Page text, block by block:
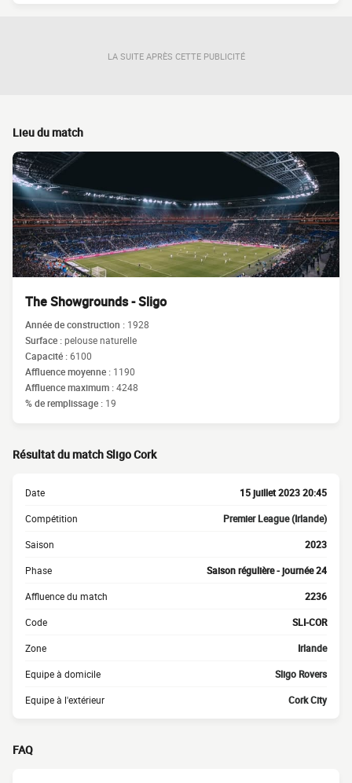
LA SUITE APRÈS CETTE PUBLICITÉ
Lieu du match
The Showgrounds - Sligo
Année de construction : 1928
Surface :pelouse naturelle
Capacité :6100
Affluence moyenne : 1190
Affluence maximum :4248
% de remplissage : 19
Résultat du match Sligo Cork
Date 15 juillet 2023 20:45
Compétition Premier League (Irlande)
Saison 2023
Phase Saison régulière - journée 24
Affluence du match 2236
Code SLI-COR
Zone Irlande
Equipe à domicile Sligo Rovers
Equipe à l'extérieur Cork City
FAQ